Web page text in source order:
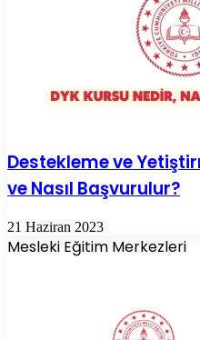
Destekleme ve
ve Nasıl Başvurulur?
21 Haziran 2023
Mesleki Eğitim Merkezleri